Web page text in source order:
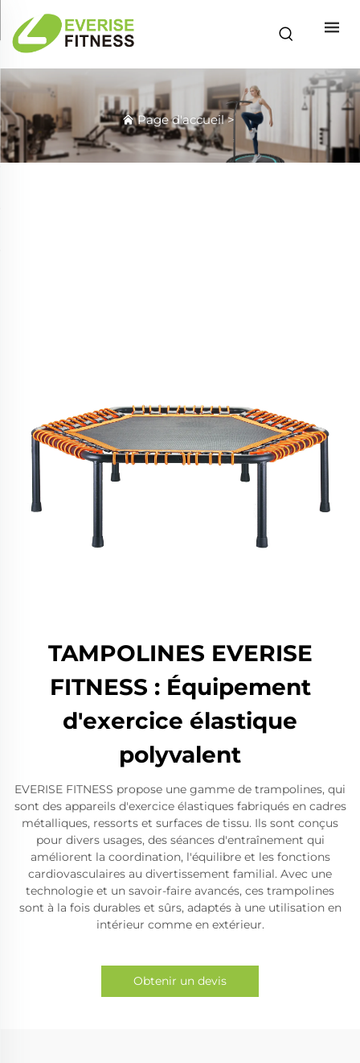
Page d'accueil>
TAMPOLINES EVERISE
FITNESS : Équipement
d'exercice élastique
polyvalent
EVERISE FITNESS propose une gamme de trampolines, qui
sont des appareils d'exercice élastiques fabriqués en cadres
métalliques, ressorts et surfaces de tissu. Ils sont conçus
pour divers usages, des séances d'entraînement qui
améliorent la coordination, l'équilibre et les fonctions
cardiovasculaires au divertissement familial. Avec une
technologie et un savoir-faire avancés, ces trampolines
sont à la fois durables et sûrs, adaptés à une utilisation en
intérieur comme en extérieur.
Obtenir un devis